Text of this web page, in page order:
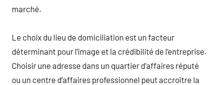
marché.
Le choix du lieu de domiciliation est un facteur
déterminant pour l’image et la crédibilité de l’entreprise.
Choisir une adresse dans un quartier d’affaires réputé
ou un centre d’affaires professionnel peut accroître la